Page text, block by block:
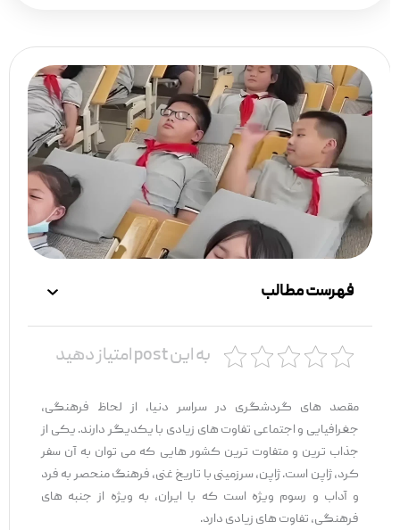
فهرست مطالب
به این post امتیاز دهید
مقصد های گردشگری در سراسر دنیا، از لحاظ فرهنگی،
جغرافیایی و اجتماعی تفاوت ‌های زیادی با یکدیگر دارند. یکی از
جذاب ‌ترین و متفاوت ‌ترین کشور هایی که می ‌توان به آن سفر
کرد، ژاپن است. ژاپن، سرزمینی با تاریخ غنی، فرهنگ منحصر به فرد
و آداب و رسوم ویژه است که با ایران، به ‌ویژه از جنبه ‌های
فرهنگی، تفاوت‌ های زیادی دارد.